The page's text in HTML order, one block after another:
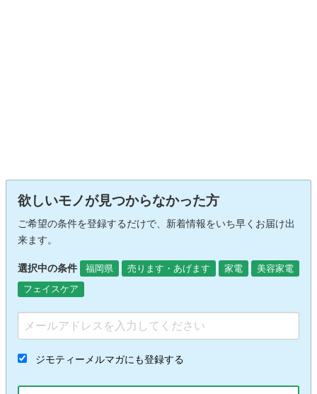
欲しいモノが見つからなかった方
ご希望の条件を登録するだけで、新着情報をいち早くお届け出
来ます。
選択中の条件 福岡県 売ります・あげます 家電
美容家電
フェイスケア
ジモティーメルマガにも登録する